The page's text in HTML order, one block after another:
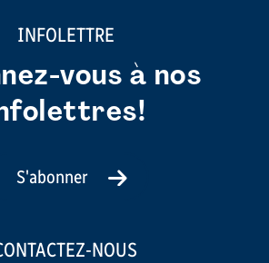
INFOLETTRE
vous à nos
S'abonner
NOUS